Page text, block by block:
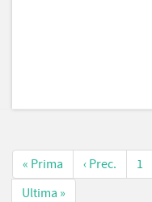
« Prima ‹ Prec. 1
Ultima »